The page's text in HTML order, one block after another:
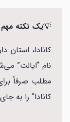
💡یک نکته مهم
کانادا، استان
نام “ایالت”
مطلب صرفاً
کانادا” را به